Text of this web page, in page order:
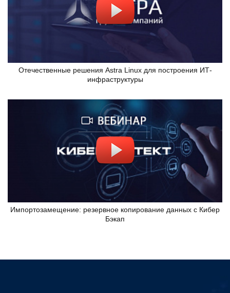
Отечественные решения Astra Linux для построения ИТ-
инфраструктуры
Импортозамещение: резервное копирование данных с Кибер
Бэкап